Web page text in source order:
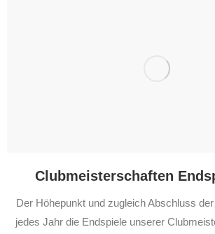
Clubmeisterschaften
Der Höhepunkt und zugleich Abschluss
jedes Jahr die Endspiele unserer